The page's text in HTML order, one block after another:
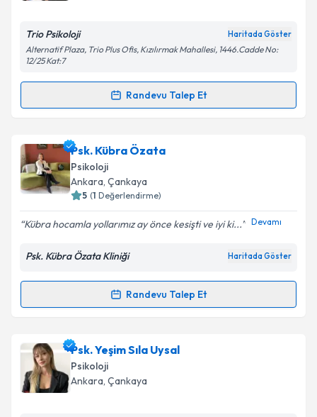
Kişisel verilerimin işlenmesine ilişkin
Metni'ni okudum ve kişisel verilerimin belirtilen
Takvim Talebini Gönder
Trio Psikoloji Haritada Göster
Alternatif Plaza, Trio Plus Ofis, Kızılırmak Mahallesi, 1446.Cadde No:
12/25 Kat:7
Randevu Talep Et
Randevu Takvimi Talebi
Psk. Serenay Seçeriçin randevu takvimi talebi
oluşturun. Size bu uzmandan randevu almanız için bir
takvim hazırlandığında e-posta ile bilgilendireceğiz.
'ni okudum ve kişisel verilerimin belirtilen
kapsamda işlenmesini kabul ediyorum.
Takvim Talebini Gönder
Psk. Kübra Özata
Psikoloji
Ankara, Çankaya
5 (1 Değerlendirme)
Kübra hocamla yollarımız ay önce kesişti ve iyi ki... Devamı
Psk. Kübra Özata Kliniği Haritada Göster
Randevu Talep Et
Randevu Takvimi Talebi
Psk. Kübra Özataiçin randevu takvimi talebi
oluşturun. Size bu uzmandan randevu almanız için bir
takvim hazırlandığında e-posta ile bilgilendireceğiz.
Psk. Yeşim Sıla Uysal
Psikoloji
Ankara, Çankaya